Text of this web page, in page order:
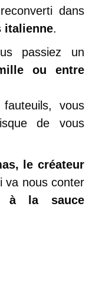
dans
italienne.
passiez un
ou entre
vous
de vous
le créateur
va nous conter
à la sauce